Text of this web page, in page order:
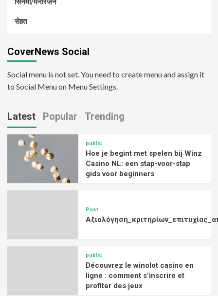
सेहत
CoverNews Social
Social menu is not set. You need to create menu and assign it
to Social Menu on Menu Settings.
Latest Popular Trending
public
Hoe je begint met spelen bij Winz
Casino NL: een stap-voor-stap
gids voor beginners
Post
public
Découvrez le winolot casino en
ligne : comment s’inscrire et
profiter des jeux